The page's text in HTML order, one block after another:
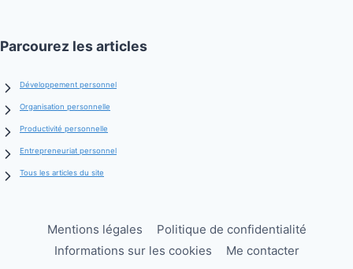
Parcourez les articles
Développement personnel
Organisation personnelle
Productivité personnelle
Entrepreneuriat personnel
Tous les articles du site
Mentions légales
Politique de confidentialité
Informations sur les cookies
Me contacter